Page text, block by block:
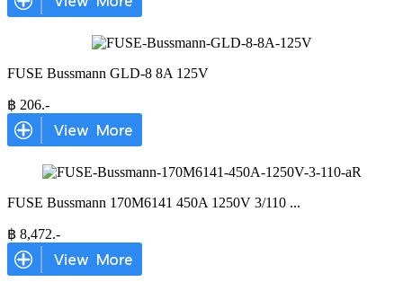
FUSE Bussmann GLD-8 8A 125V
฿ 206.-
FUSE Bussmann 170M6141 450A 1250V 3/110 ...
฿ 8,472.-